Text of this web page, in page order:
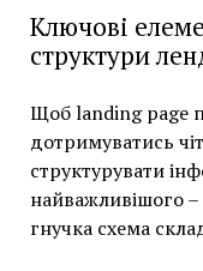
Ключові
структури
Щоб landing page
дотримуватись
структурувати
найважливішого
гнучка схема